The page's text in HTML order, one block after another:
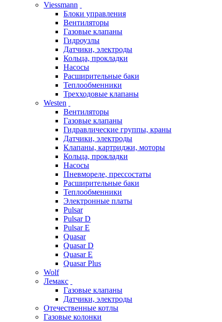
Viessmann
Блоки управления
Вентиляторы
Газовые клапаны
Гидроузлы
Датчики, электроды
Кольца, прокладки
Насосы
Расширительные баки
Теплообменники
Трехходовые клапаны
Westen
Вентиляторы
Газовые клапаны
Гидравлические группы, краны
Датчики, электроды
Клапаны, картриджи, моторы
Кольца, прокладки
Насосы
Пневмореле, прессостаты
Расширительные баки
Теплообменники
Электронные платы
Pulsar
Pulsar D
Pulsar E
Quasar
Quasar D
Quasar E
Quasar Plus
Wolf
Лемакс
Газовые клапаны
Датчики, электроды
Отечественные котлы
Газовые колонки